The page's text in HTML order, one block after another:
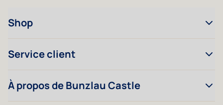
Shop
Service client
À propos de Bunzlau Castle